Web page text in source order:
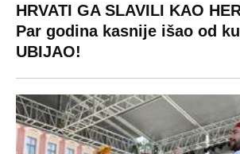
HRVATI GA SLAVILI KAO
Par godina kasnije išao od
UBIJAO!